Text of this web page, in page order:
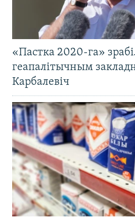
«Пастка 2020-га»
геапалітычным
Карбалевіч